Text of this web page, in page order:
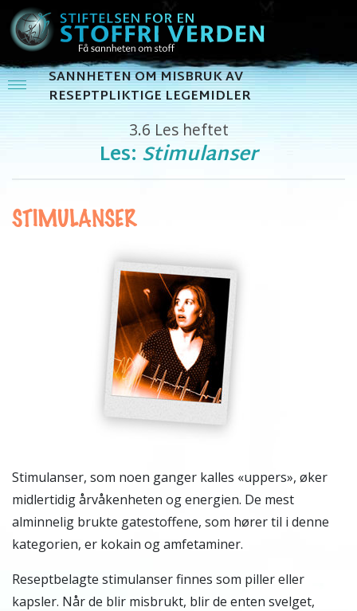
SANNHETEN OM MISBRUK AV
RESEPTPLIKTIGE LEGEMIDLER
3.6 Les heftet
Les: Stimulanser
STIMULANSER
Stimulanser, som noen ganger kalles «uppers», øker
midlertidig årvåkenheten og energien. De mest
alminnelig brukte gatestoffene, som hører til i denne
kategorien, er kokain og amfetaminer.
Reseptbelagte stimulanser finnes som piller eller
kapsler. Når de blir misbrukt, blir de enten svelget,